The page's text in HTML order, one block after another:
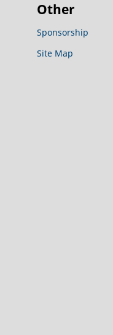
Other
Sponsorship
Site Map